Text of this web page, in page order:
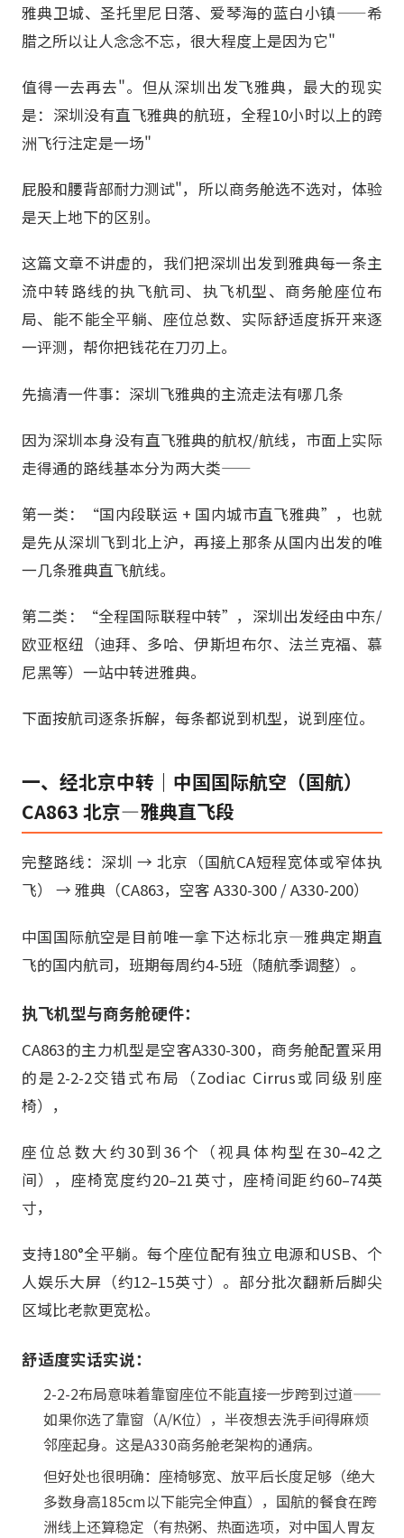
雅典卫城、圣托里尼日落、爱琴海的蓝白小镇——希
腊之所以让人念念不忘，很大程度上是因为它"
值得一去再去"。但从深圳出发飞雅典，最大的现实
是：深圳没有直飞雅典的航班，全程10小时以上的跨
洲飞行注定是一场"
屁股和腰背部耐力测试"，所以商务舱选不选对，体验
是天上地下的区别。
这篇文章不讲虚的，我们把深圳出发到雅典每一条主
流中转路线的执飞航司、执飞机型、商务舱座位布
局、能不能全平躺、座位总数、实际舒适度拆开来逐
一评测，帮你把钱花在刀刃上。
先搞清一件事：深圳飞雅典的主流走法有哪几条
因为深圳本身没有直飞雅典的航权/航线，市面上实际
走得通的路线基本分为两大类——
第一类：“国内段联运 + 国内城市直飞雅典”，也就
是先从深圳飞到北上沪，再接上那条从国内出发的唯
一几条雅典直飞航线。
第二类：“全程国际联程中转”，深圳出发经由中东/
欧亚枢纽（迪拜、多哈、伊斯坦布尔、法兰克福、慕
尼黑等）一站中转进雅典。
下面按航司逐条拆解，每条都说到机型，说到座位。
一、经北京中转｜中国国际航空（国航）
CA863 北京—雅典直飞段
完整路线：深圳 → 北京（国航CA短程宽体或窄体执
飞） → 雅典（CA863，空客 A330-300 / A330-200）
中国国际航空是目前唯一拿下达标北京—雅典定期直
飞的国内航司，班期每周约4-5班（随航季调整）。
执飞机型与商务舱硬件：
CA863的主力机型是空客A330-300，商务舱配置采用
的是2-2-2交错式布局（Zodiac Cirrus或同级别座
椅），
座位总数大约30到36个（视具体构型在30–42之
间），座椅宽度约20–21英寸，座椅间距约60–74英
寸，
支持180°全平躺。每个座位配有独立电源和USB、个
人娱乐大屏（约12–15英寸）。部分批次翻新后脚尖
区域比老款更宽松。
舒适度实话实说：
2-2-2布局意味着靠窗座位不能直接一步跨到过道——
如果你选了靠窗（A/K位），半夜想去洗手间得麻烦
邻座起身。这是A330商务舱老架构的通病。
但好处也很明确：座椅够宽、放平后长度足够（绝大
多数身高185cm以下能完全伸直），国航的餐食在跨
洲线上还算稳定（有热粥、热面选项，对中国人胃友